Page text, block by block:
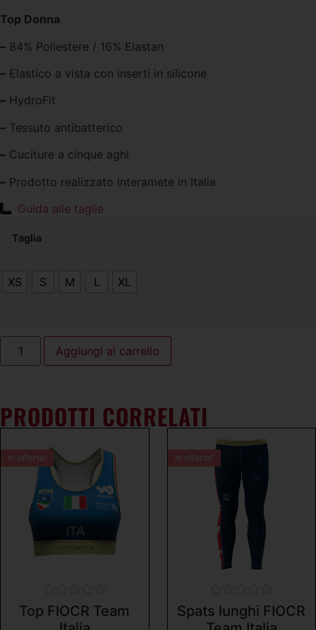
Top Donna
– 84% Poliestere / 16% Elastan
– Elastico a vista con inserti in silicone
– HydroFit
– Tessuto antibatterico
– Cuciture a cinque aghi
– Prodotto realizzato interamete in Italia
Guida alle taglie
Taglia
XS S M L XL
Aggiungi al carrello
PRODOTTI CORRELATI
In offerta!
Valutato
0
Top FIOCR Team
In offerta!
Valutato
0
Spats lunghi FIOCR